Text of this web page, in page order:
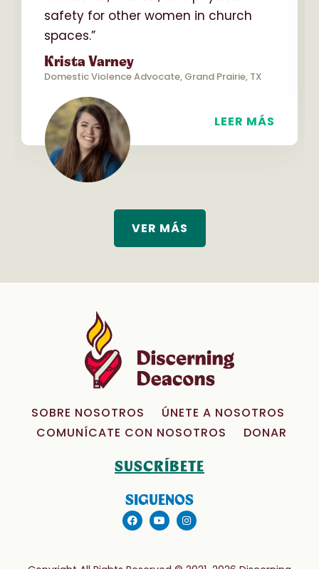
safety for other women in church
spaces.”
Krista Varney
Domestic Violence Advocate, Grand Prairie, TX
LEER MÁS
VER MÁS
SOBRE NOSOTROS
ÚNETE A NOSOTROS
COMUNÍCATE CON NOSOTROS
DONAR
SUSCRÍBETE
SIGUENOS